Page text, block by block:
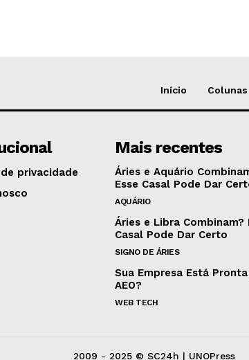
Início Colunas
privacidade
Mais recentes
Áries e Aquário
Esse Casal Pode Dar
AQUÁRIO
Áries e Libra Combinam?
Casal Pode Dar Certo
SIGNO DE ÁRIES
Sua Empresa Está
AEO?
WEB TECH
2009 - 2025 © SC24h | UNOPress